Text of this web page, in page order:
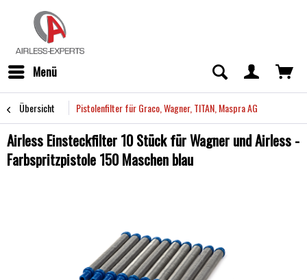
Menü
Übersicht Pistolenfilter für Graco, Wagner, TITAN, Maspra AG
Airless Einsteckfilter 10 Stück für Wagner und Airless -
Farbspritzpistole 150 Maschen blau